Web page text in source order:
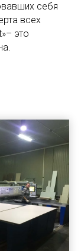
себя
всех
это